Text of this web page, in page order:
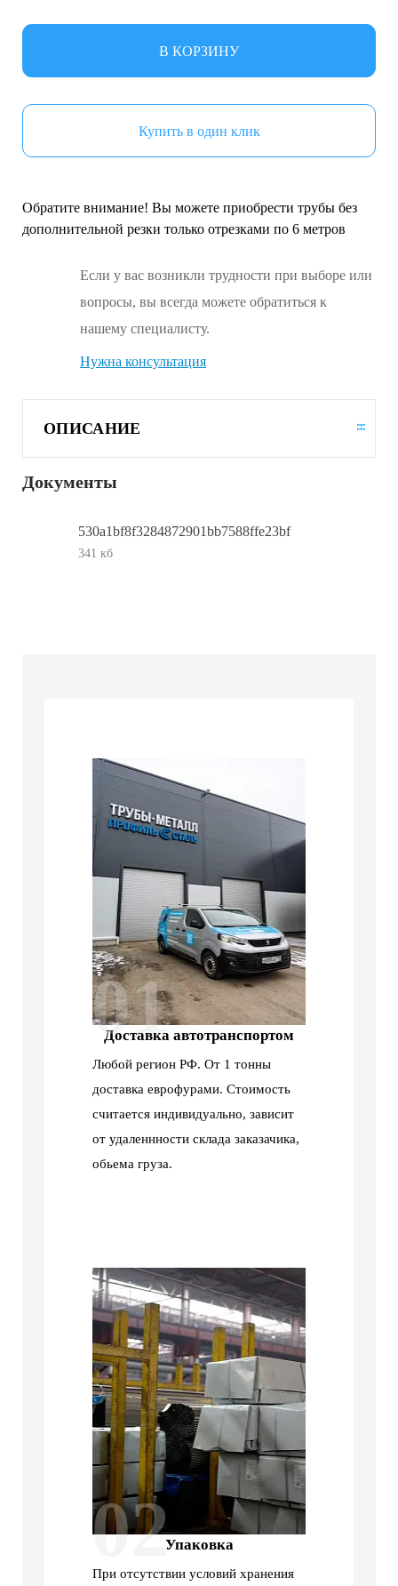
В КОРЗИНУ
Купить в один клик
Обратите внимание! Вы можете приобрести трубы без
дополнительной резки только отрезками по 6 метров
Если у вас возникли трудности при выборе или
вопросы, вы всегда можете обратиться к
нашему специалисту.
Нужна консультация
ОПИСАНИЕ
Документы
530a1bf8f3284872901bb7588ffe23bf
341 кб
01
Доставка автотранспортом
Любой регион РФ. От 1 тонны
доставка еврофурами. Стоимость
считается индивидуально, зависит
от удаленнности склада заказачика,
обьема груза.
02Упаковка
При отсутствии условий хранения